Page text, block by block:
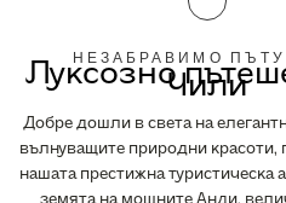
НЕЗАБРАВИМО
ЛуксозноЧили
Добре дошли в света на
вълнуващите природни красоти,
нашата престижна туристическа